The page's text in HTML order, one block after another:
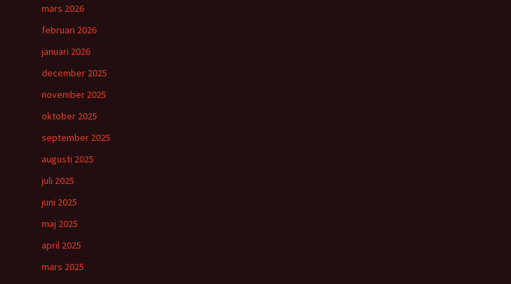
mars 2026
februari 2026
januari 2026
december 2025
november 2025
oktober 2025
september 2025
augusti 2025
juli 2025
juni 2025
maj 2025
april 2025
mars 2025